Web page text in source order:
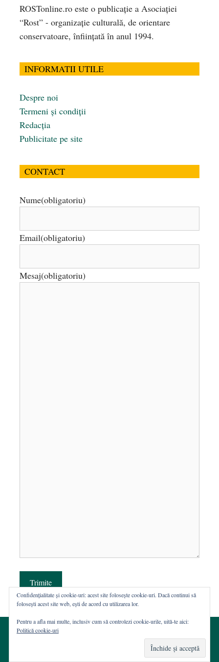
ROSTonline.ro este o publicaţie a Asociaţiei
“Rost” - organizaţie culturală, de orientare
conservatoare, înfiinţată în anul 1994.
INFORMATII UTILE
Despre noi
Termeni și condiții
Redacția
Publicitate pe site
CONTACT
Nume(obligatoriu)
Email(obligatoriu)
Mesaj(obligatoriu)
Trimite
Web hosting şi dezvoltare Wordpress:
Casa de WEB
Confidențialitate și cookie-uri: acest site folosește cookie-uri. Dacă continui să
folosești acest site web, ești de acord cu utilizarea lor.
Pentru a afla mai multe, inclusiv cum să controlezi cookie-urile, uită-te aici:
Politică cookie-uri